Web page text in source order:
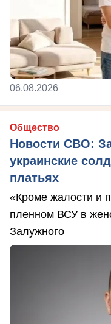
06.08.2026
Общество
Новости СВО:
украинские
платьях
«Кроме жалости и
пленном ВСУ в
Залужного